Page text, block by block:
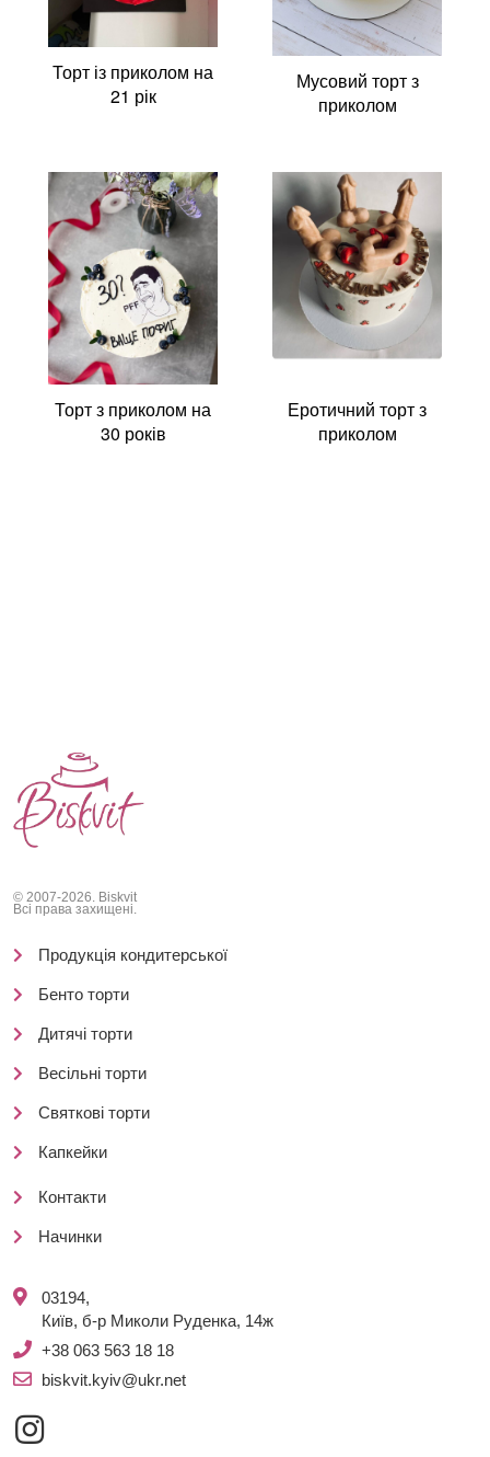
Торт із приколом на
21 рік
Мусовий торт з
приколом
Торт з приколом на
30 років
Еротичний торт з
приколом
© 2007-2026. Biskvit
Всі права захищені.
Продукція кондитерської
Бенто торти
Дитячі торти
Весільні торти
Святкові торти
Капкейки
Контакти
Начинки
03194,
Київ, б-р Миколи Руденка, 14ж
+38 063 563 18 18
biskvit.kyiv@ukr.net